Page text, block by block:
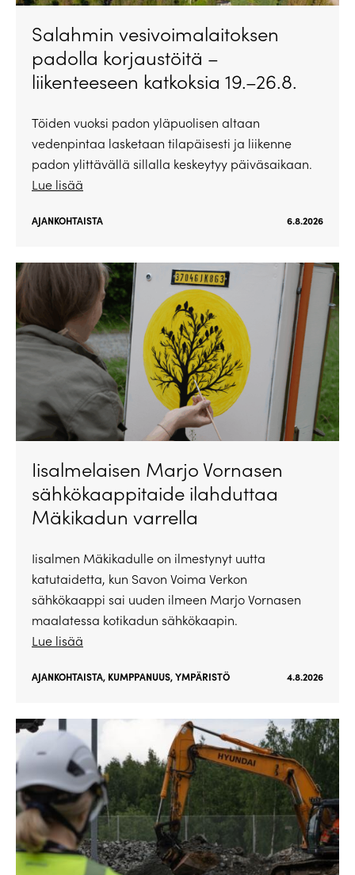
Salahmin vesivoimalaitoksen
padolla korjaustöitä –
liikenteeseen katkoksia 19.–26.8.
Töiden vuoksi padon yläpuolisen altaan
vedenpintaa lasketaan tilapäisesti ja liikenne
padon ylittävällä sillalla keskeytyy päiväsaikaan.
Lue lisää
AJANKOHTAISTA 6.8.2026
Iisalmelaisen Marjo Vornasen
sähkökaappitaide ilahduttaa
Mäkikadun varrella
Iisalmen Mäkikadulle on ilmestynyt uutta
katutaidetta, kun Savon Voima Verkon
sähkökaappi sai uuden ilmeen Marjo Vornasen
maalatessa kotikadun sähkökaapin.
Lue lisää
AJANKOHTAISTA, KUMPPANUUS,YMPÄRISTÖ 4.8.2026